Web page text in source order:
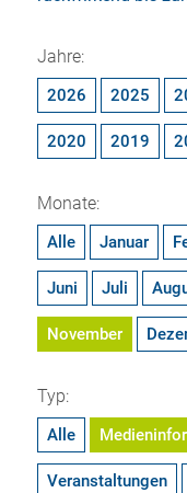
Jahre:
2026 2025
2020 2019
Monate:
Alle Januar
Juni Juli
November
Typ:
Alle
Veranstaltungen